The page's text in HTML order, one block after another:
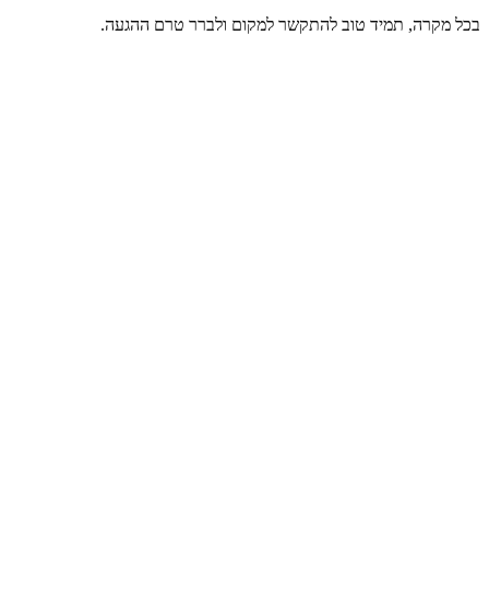
בכל מקרה, תמיד טוב להתקשר למקום ולברר טרם ההגעה.